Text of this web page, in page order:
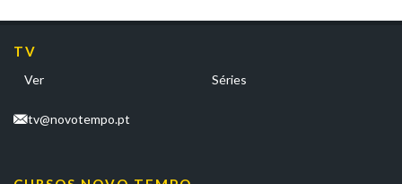
TV
Ver Séries
tv@novotempo.pt